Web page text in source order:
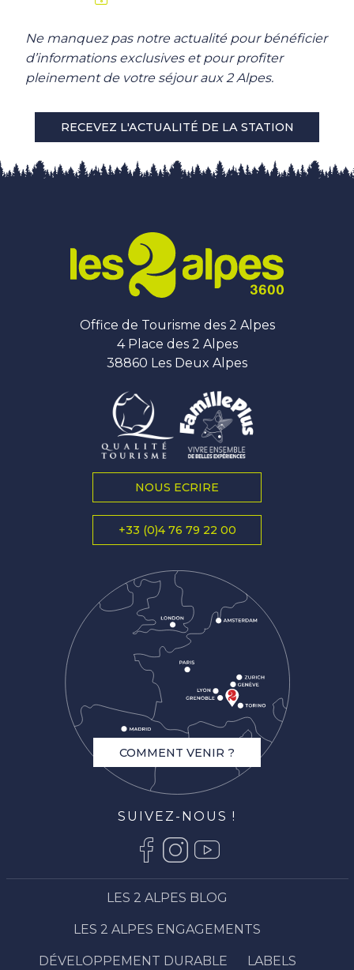
Ne manquez pas notre actualité pour bénéficier
d’informations exclusives et pour profiter
pleinement de votre séjour aux 2 Alpes.
RECEVEZ L'ACTUALITÉ DE LA STATION
Office de Tourisme des 2 Alpes
4 Place des 2 Alpes
38860 Les Deux Alpes
NOUS ECRIRE
+33 (0)4 76 79 22 00
COMMENT VENIR ?
SUIVEZ-NOUS !
LES 2 ALPES BLOG
LES 2 ALPES ENGAGEMENTS
DÉVELOPPEMENT DURABLE LABELS